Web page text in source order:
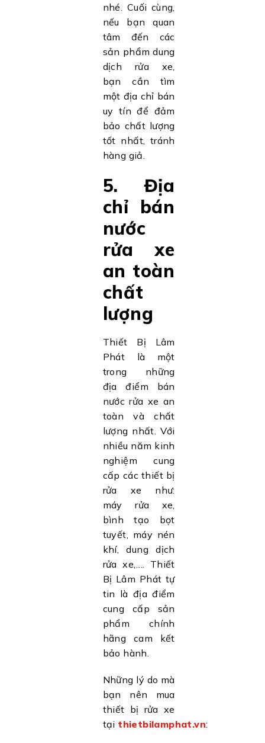
nhé. Cuối cùng,
nếu bạn quan
tâm đến các
sản phẩm dung
dịch rửa xe,
bạn cần tìm
một địa chỉ bán
uy tín để đảm
bảo chất lượng
tốt nhất, tránh
hàng giả.
5. Địa
chỉ bán
nước
rửa xe
an toàn
chất
lượng
Thiết Bị Lâm
Phát là một
trong những
địa điểm bán
nước rửa xe an
toàn và chất
lượng nhất. Với
nhiều năm kinh
nghiệm cung
cấp các thiết bị
rửa xe như:
máy rửa xe,
bình tạo bọt
tuyết, máy nén
khí, dung dịch
rửa xe,…. Thiết
Bị Lâm Phát tự
tin là địa điểm
cung cấp sản
phẩm chính
hãng cam kết
bảo hành.
Những lý do mà
bạn nên mua
thiết bị rửa xe
tại thietbilamphat.vn: